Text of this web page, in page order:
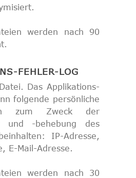
werden nach 90
FEHLER-LOG
Das Applikations-
folgende persönliche
zum Zweck der
und -behebung des
IP-Adresse,
E-Mail-Adresse.
werden nach 30